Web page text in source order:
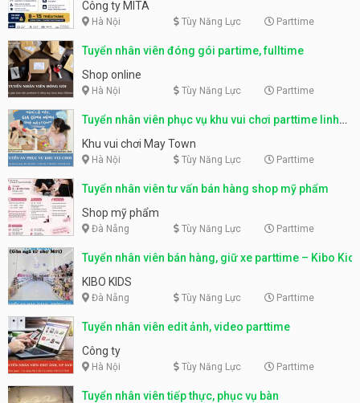
Công ty MITA
Hà Nội Tùy Năng Lực Parttime
Tuyển nhân viên đóng gói partime, fulltime
Shop online
Hà Nội Tùy Năng Lực Parttime
Tuyển nhân viên phục vụ khu vui chơi parttime linh
động
Khu vui chơi May Town
Hà Nội Tùy Năng Lực Parttime
Tuyển nhân viên tư vấn bán hàng shop mỹ phẩm
Shop mỹ phẩm
Đà Nẵng Tùy Năng Lực Parttime
Tuyển nhân viên bán hàng, giữ xe parttime – Kibo Kid
KIBO KIDS
Đà Nẵng Tùy Năng Lực Parttime
Tuyển nhân viên edit ảnh, video parttime
Công ty
Hà Nội Tùy Năng Lực Parttime
Tuyển nhân viên tiếp thực, phục vụ bàn